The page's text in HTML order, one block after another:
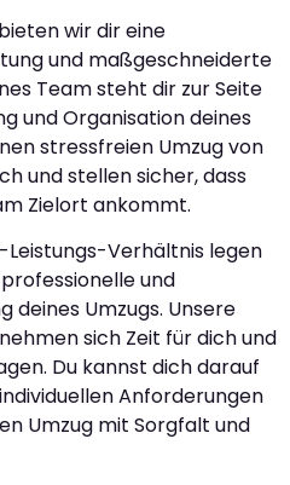
wir dir eine
und maßgeschneiderte
Team steht dir zur Seite
und Organisation deines
stressfreien Umzug von
und stellen sicher, dass
Zielort ankommt.
Verhältnis legen
und
deines Umzugs. Unsere
sich Zeit für dich und
Du kannst dich darauf
Anforderungen
Umzug mit Sorgfalt und